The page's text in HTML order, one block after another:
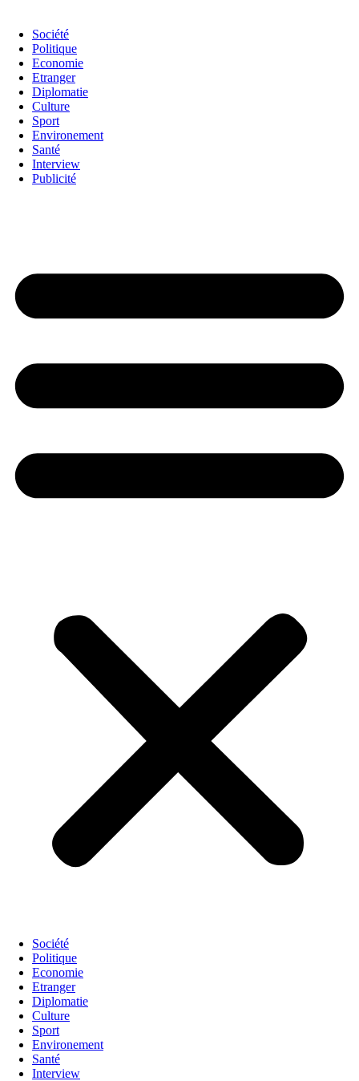
Société
Politique
Economie
Etranger
Diplomatie
Culture
Sport
Environement
Santé
Interview
Publicité
Société
Politique
Economie
Etranger
Diplomatie
Culture
Sport
Environement
Santé
Interview